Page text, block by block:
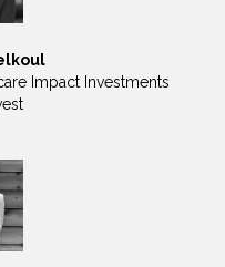
Impact Investments